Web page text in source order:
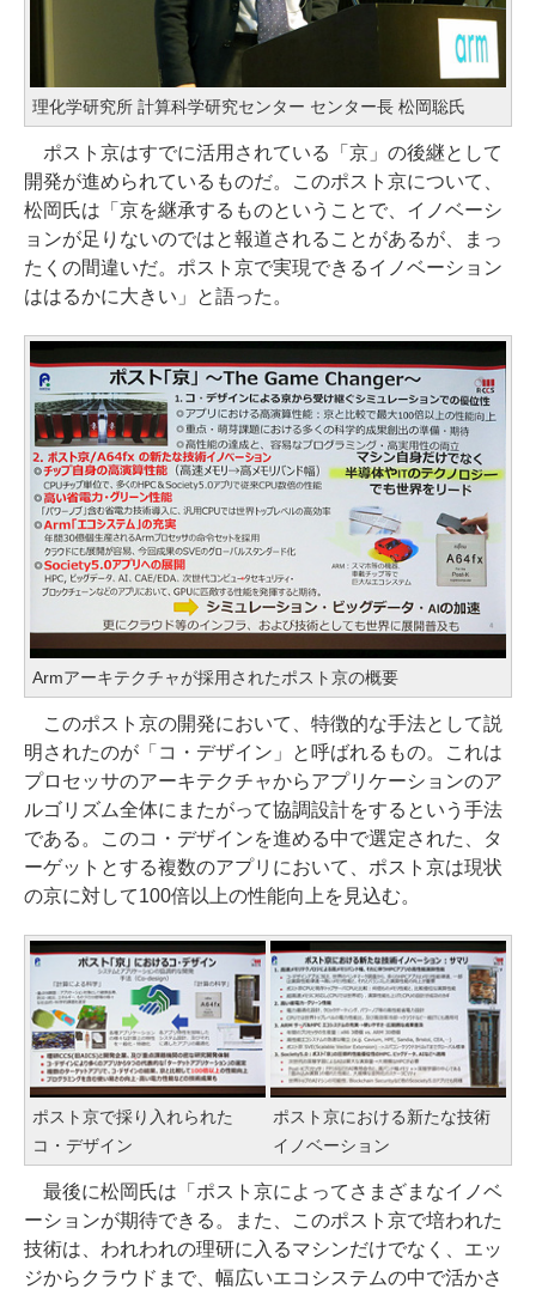
理化学研究所 計算科学研究センター センター長 松岡聡氏
ポスト京はすでに活用されている「京」の後継として
開発が進められているものだ。このポスト京について、
松岡氏は「京を継承するものということで、イノベーシ
ョンが足りないのではと報道されることがあるが、まっ
たくの間違いだ。ポスト京で実現できるイノベーション
ははるかに大きい」と語った。
Armアーキテクチャが採用されたポスト京の概要
このポスト京の開発において、特徴的な手法として説
明されたのが「コ・デザイン」と呼ばれるもの。これは
プロセッサのアーキテクチャからアプリケーションのア
ルゴリズム全体にまたがって協調設計をするという手法
である。このコ・デザインを進める中で選定された、タ
ーゲットとする複数のアプリにおいて、ポスト京は現状
の京に対して100倍以上の性能向上を見込む。
ポスト京で採り入れられた
コ・デザイン
ポスト京における新たな技術
イノベーション
最後に松岡氏は「ポスト京によってさまざまなイノベ
ーションが期待できる。また、このポスト京で培われた
技術は、われわれの理研に入るマシンだけでなく、エッ
ジからクラウドまで、幅広いエコシステムの中で活かさ